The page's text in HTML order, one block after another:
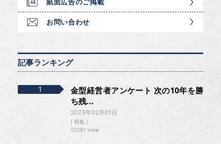
紙面広告のご掲載
お問い合わせ
記事ランキング
金型経営者アンケート 次の10年を勝
ち残...
2023年02月01日
特集
12081 view